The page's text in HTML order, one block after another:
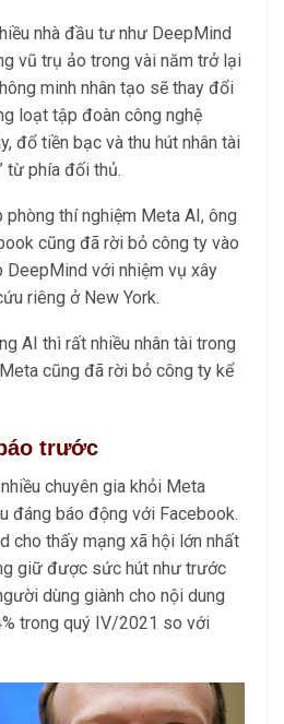
nhà đầu tư như DeepMind
vũ trụ ảo trong vài năm trở lại
minh nhân tạo sẽ thay đổi
loạt tập đoàn công nghệ
đổ tiền bạc và thu hút nhân tài
từ phía đối thủ.
phòng thí nghiệm Meta AI, ông
cũng đã rời bỏ công ty vào
DeepMind với nhiệm vụ xây
riêng ở New York.
AI thì rất nhiều nhân tài trong
cũng đã rời bỏ công ty kể
trước
chuyên gia khỏi Meta
đáng báo động với Facebook.
cho thấy mạng xã hội lớn nhất
giữ được sức hút như trước
dùng giành cho nội dung
trong quý IV/2021 so với